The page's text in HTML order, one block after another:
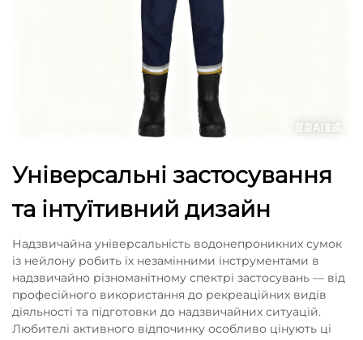
Універсальні застосування
та інтуїтивний дизайн
Надзвичайна універсальність водонепроникних сумок
із нейлону робить їх незамінними інструментами в
надзвичайно різноманітному спектрі застосувань — від
професійного використання до рекреаційних видів
діяльності та підготовки до надзвичайних ситуацій.
Любителі активного відпочинку особливо цінують ці